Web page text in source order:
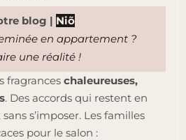
blog | Niõ
en appartement ?
une réalité !
fragrances chaleureuses,
. Des accords qui restent en
s’imposer. Les familles
pour le salon :